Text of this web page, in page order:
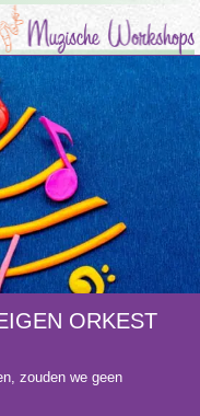
ORKEST
zouden we geen